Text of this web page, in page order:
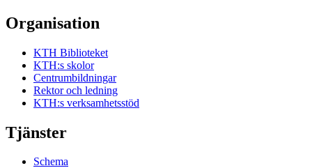
Organisation
KTH Biblioteket
KTH:s skolor
Centrumbildningar
Rektor och ledning
KTH:s verksamhetsstöd
Tjänster
Schema